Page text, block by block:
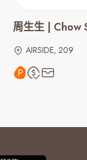
周生生 | Chow
AIRSIDE, 209